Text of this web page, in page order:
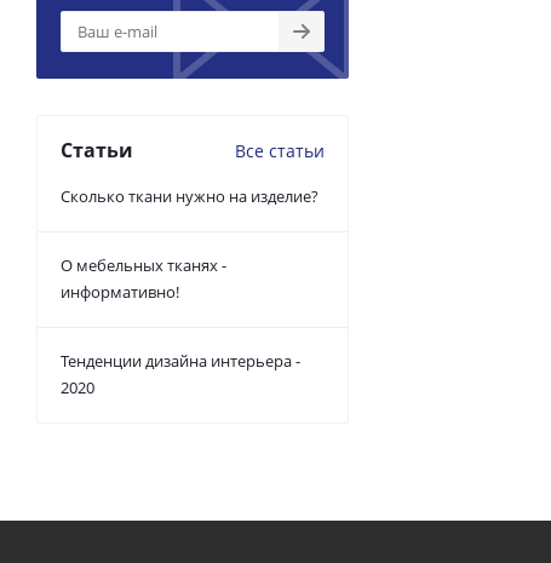
Статьи Все статьи
Сколько ткани нужно на изделие?
О мебельных тканях -
информативно!
Тенденции дизайна интерьера -
2020